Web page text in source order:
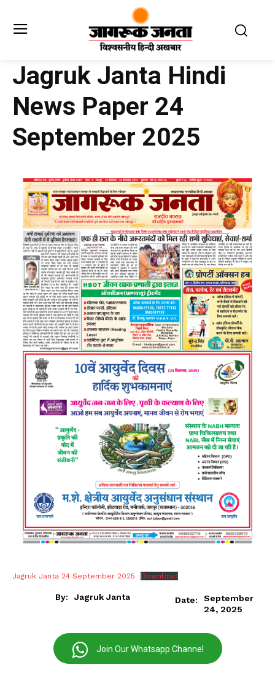
Jagruk Janta Hindi
News Paper 24
September 2025
Jagruk Janta 24 September 2025 Download
By: Jagruk Janta Date:
September
24, 2025
Join Our Whatsapp Channel